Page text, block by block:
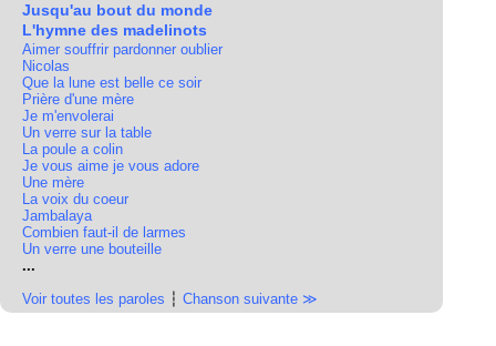
Jusqu'au bout du monde
L'hymne des madelinots
Aimer souffrir pardonner oublier
Nicolas
Que la lune est belle ce soir
Prière d'une mère
Je m'envolerai
Un verre sur la table
La poule a colin
Je vous aime je vous adore
Une mère
La voix du coeur
Jambalaya
Combien faut-il de larmes
Un verre une bouteille
...
Voir toutes les paroles ┆ Chanson suivante ≫